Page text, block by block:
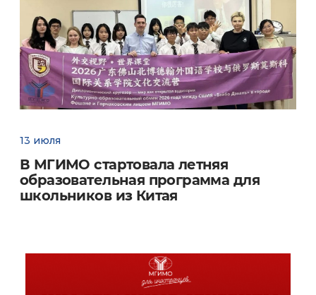
13 июля
В МГИМО стартовала летняя
образовательная программа для
школьников из Китая